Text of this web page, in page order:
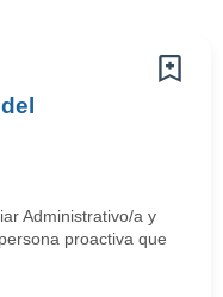
Administrativo/a y
proactiva que